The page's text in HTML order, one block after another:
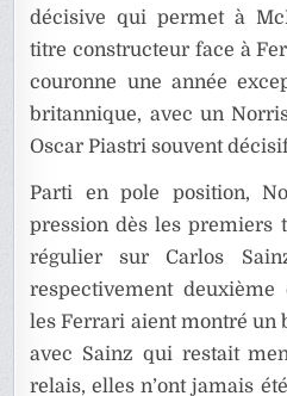
décisive qui permet à
titre constructeur face à
couronne une année
britannique, avec un
Oscar Piastri souvent
Parti en pole position,
pression dès les premiers
régulier sur Carlos
respectivement
les Ferrari aient montré un
avec Sainz qui restait
relais, elles n’ont jamais